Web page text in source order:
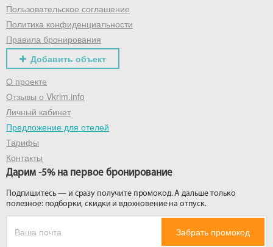
Пользовательское соглашение
Политика конфиденциальности
Правила бронирования
Добавить объект
О проекте
Отзывы о Vkrim.info
Личный кабинет
Предложение для отелей
Тарифы
Контакты
Дарим -5% на первое бронирование
Подпишитесь — и сразу получите промокод. А дальше только
полезное: подборки, скидки и вдохновение на отпуск.
Забрать промокод